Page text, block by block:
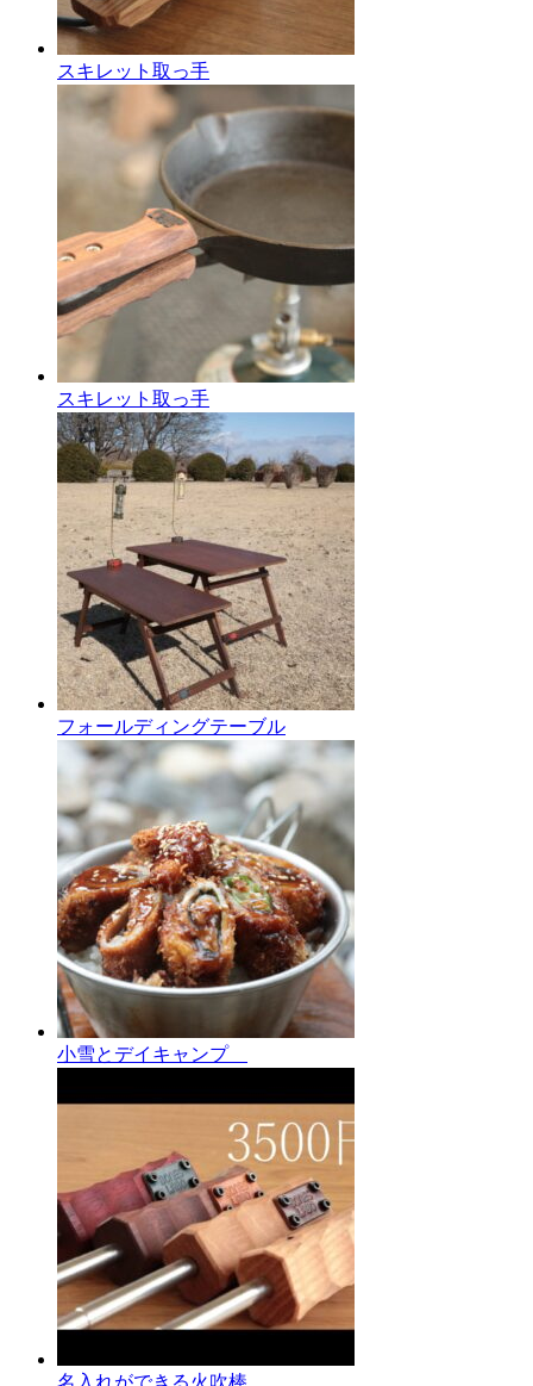
スキレット取っ手
スキレット取っ手
フォールディングテーブル
小雪とデイキャンプ
名入れができる火吹棒